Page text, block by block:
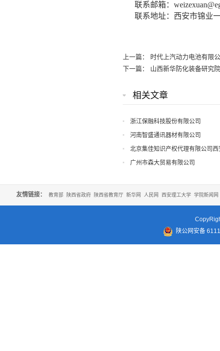
联系邮箱：
联系地址：西安市锦业
上一篇： 时代上汽动力电池有限
下一篇： 山西新华防化装备研究
相关文章
浙江保融科技股份有限公司
河南智盛通讯器材有限公司
北京集佳知识产权代理有限公司西
广州市森大贸易有限公司
友情链接： 教育部 陕西省政府 陕西省教育厅 新华网 人民网 西安理工大学 学院新闻网
陕公网安备